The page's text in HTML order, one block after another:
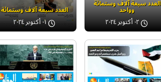
العدد سبعة آلاف وستمائة
وواحد
٠٢ أكتوبر ٢٠٢٤
العدد سبعة آلاف وستمائة
٠١ أكتوبر ٢٠٢٤